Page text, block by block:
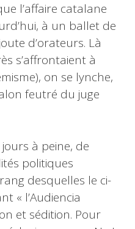
l’affaire catalane
à un ballet de
d’orateurs. Là
s’affrontaient à
on se lynche,
feutré du juge
à peine, de
politiques
desquelles le ci-
« l’Audiencia
et sédition. Pour